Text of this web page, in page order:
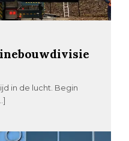
in de lucht. Begin